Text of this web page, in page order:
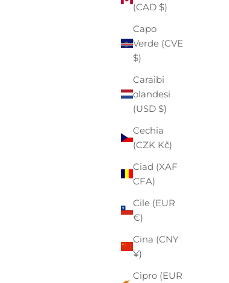
(CAD $)
Capo
Verde (CVE
$)
Caraibi
olandesi
(USD $)
Cechia
(CZK Kč)
Ciad (XAF
CFA)
Cile (EUR
€)
Cina (CNY
¥)
Cipro (EUR